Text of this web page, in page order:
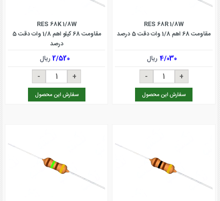
RES 68R 1/8W
مقاومت 68 اهم 1/8 وات دقت 5 درصد
4/030ریال
سفارش این محصول
RES 68K 1/8W
مقاومت 68 کیلو اهم 1/8 وات دقت 5
درصد
2/520ریال
سفارش این محصول